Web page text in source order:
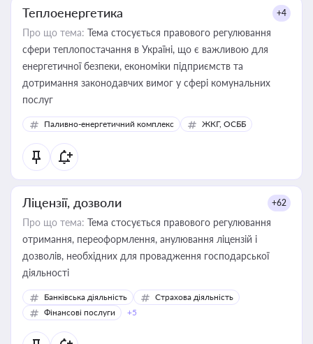
Теплоенергетика +4
Про що тема: Тема стосується правового регулювання
сфери теплопостачання в Україні, що є важливою для
енергетичної безпеки, економіки підприємств та
дотримання законодавчих вимог у сфері комунальних
послуг
Паливно-енергетичний комплекс ЖКГ, ОСББ
Ліцензії, дозволи +62
Про що тема: Тема стосується правового регулювання
отримання, переоформлення, анулювання ліцензій і
дозволів, необхідних для провадження господарської
діяльності
Банківська діяльність
Страхова діяльність
Фінансові послуги
+5